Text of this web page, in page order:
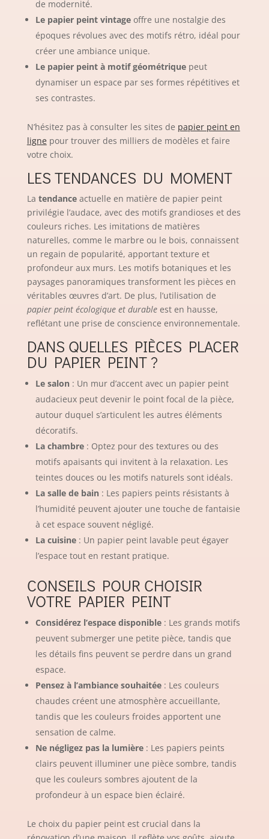
de modernité.
Le papier peint vintageoffre une nostalgie des
époques révolues avec des motifs rétro, idéal pour
créer une ambiance unique.
Le papier peint à motif géométriquepeut
dynamiser un espace par ses formes répétitives et
ses contrastes.
N’hésitez pas à consulter les sites de papier peint en
ligne pour trouver des milliers de modèles et faire
votre choix.
LES TENDANCES DU MOMENT
La tendance actuelle en matière de papier peint
privilégie l’audace, avec des motifs grandioses et des
couleurs riches. Les imitations de matières
naturelles, comme le marbre ou le bois, connaissent
un regain de popularité, apportant texture et
profondeur aux murs. Les motifs botaniques et les
paysages panoramiques transforment les pièces en
véritables œuvres d’art. De plus, l’utilisation de
papier peint écologique et durableest en hausse,
reflétant une prise de conscience environnementale.
DANS QUELLES PIÈCES PLACER
DU PAPIER PEINT ?
Le salon : Un mur d’accent avec un papier peint
audacieux peut devenir le point focal de la pièce,
autour duquel s’articulent les autres éléments
décoratifs.
La chambre: Optez pour des textures ou des
motifs apaisants qui invitent à la relaxation. Les
teintes douces ou les motifs naturels sont idéals.
La salle de bain : Les papiers peints résistants à
l’humidité peuvent ajouter une touche de fantaisie
à cet espace souvent négligé.
La cuisine: Un papier peint lavable peut égayer
l’espace tout en restant pratique.
CONSEILS POUR CHOISIR
VOTRE PAPIER PEINT
Considérez l’espace disponible: Les grands motifs
peuvent submerger une petite pièce, tandis que
les détails fins peuvent se perdre dans un grand
espace.
Pensez à l’ambiance souhaitée: Les couleurs
chaudes créent une atmosphère accueillante,
tandis que les couleurs froides apportent une
sensation de calme.
Ne négligez pas la lumière: Les papiers peints
clairs peuvent illuminer une pièce sombre, tandis
que les couleurs sombres ajoutent de la
profondeur à un espace bien éclairé.
Le choix du papier peint est crucial dans la